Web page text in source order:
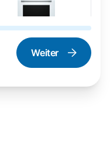
Herd und Backofen
Weiter